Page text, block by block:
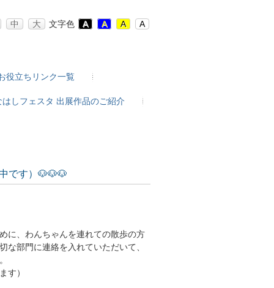
中 大 文字色 A A A A
役立ちリンク一覧
はしフェスタ 出展作品のご紹介
です）🐶🐶🐶
に、わんちゃんを連れての散歩の方
な部門に連絡を入れていただいて、
す）